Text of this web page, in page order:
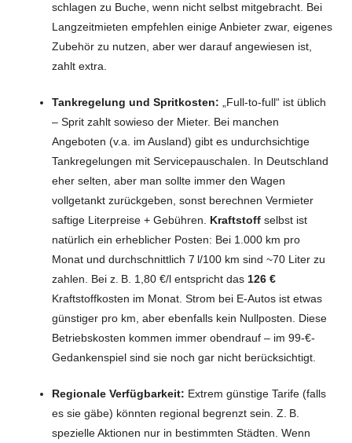
schlagen zu Buche, wenn nicht selbst mitgebracht. Bei
Langzeitmieten empfehlen einige Anbieter zwar, eigenes
Zubehör zu nutzen, aber wer darauf angewiesen ist,
zahlt extra.
Tankregelung und Spritkosten: „Full-to-full“ ist üblich
– Sprit zahlt sowieso der Mieter. Bei manchen
Angeboten (v.a. im Ausland) gibt es undurchsichtige
Tankregelungen mit Servicepauschalen. In Deutschland
eher selten, aber man sollte immer den Wagen
vollgetankt zurückgeben, sonst berechnen Vermieter
saftige Literpreise + Gebühren. Kraftstoff selbst ist
natürlich ein erheblicher Posten: Bei 1.000 km pro
Monat und durchschnittlich 7 l/100 km sind ~70 Liter zu
zahlen. Bei z. B. 1,80 €/l entspricht das 126 €
Kraftstoffkosten im Monat. Strom bei E-Autos ist etwas
günstiger pro km, aber ebenfalls kein Nullposten. Diese
Betriebskosten kommen immer obendrauf – im 99-€-
Gedankenspiel sind sie noch gar nicht berücksichtigt.
Regionale Verfügbarkeit: Extrem günstige Tarife (falls
es sie gäbe) könnten regional begrenzt sein. Z. B.
spezielle Aktionen nur in bestimmten Städten. Wenn